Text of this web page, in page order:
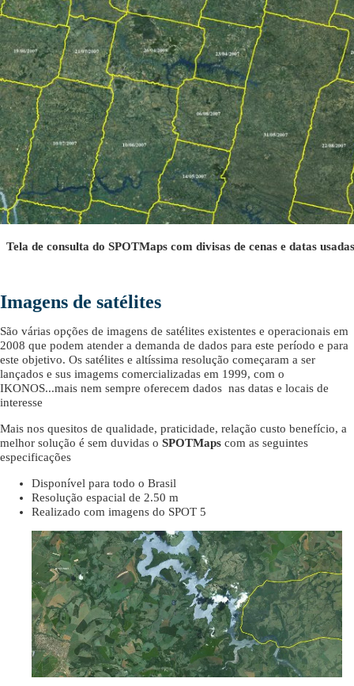
Tela de consulta do SPOTMaps com divisas de cenas e datas usadas
Imagens de satélites
São várias opções de imagens de satélites existentes e operacionais em
2008 que podem atender a demanda de dados para este período e para
este objetivo. Os satélites e altíssima resolução começaram a ser
lançados e sus imagems comercializadas em 1999, com o
IKONOS...mais nem sempre oferecem dados nas datas e locais de
interesse
Mais nos quesitos de qualidade, praticidade, relação custo benefício, a
melhor solução é sem duvidas o SPOTMaps com as seguintes
especificações
Disponível para todo o Brasil
Resolução espacial de 2.50 m
Realizado com imagens do SPOT 5